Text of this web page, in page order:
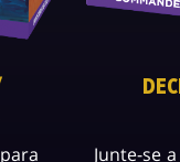
Junte-se